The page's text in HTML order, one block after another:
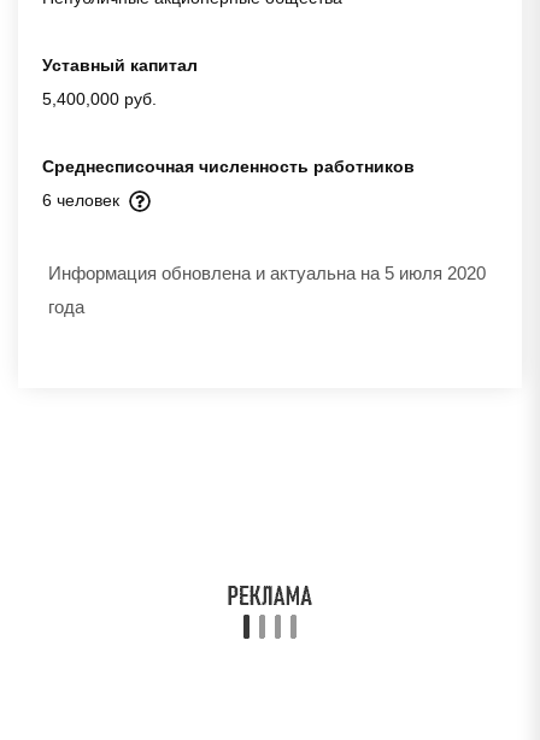
Уставный капитал
5,400,000 руб.
Среднесписочная численность работников
6 человек
Информация обновлена и актуальна на 5 июля 2020
года